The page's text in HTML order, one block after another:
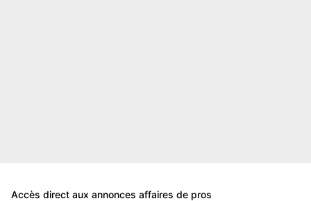
Accès direct aux annonces affaires de pros